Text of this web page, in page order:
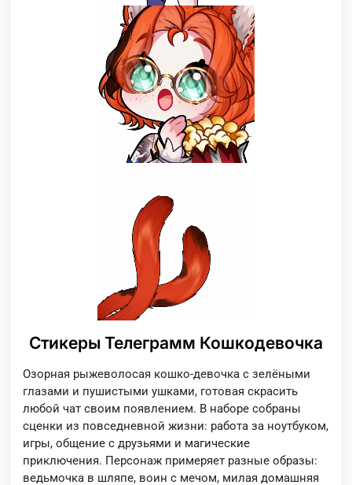
Стикеры Телеграмм Кошкодевочка
Озорная рыжеволосая кошко-девочка с зелёными
глазами и пушистыми ушками, готовая скрасить
любой чат своим появлением. В наборе собраны
сценки из повседневной жизни: работа за ноутбуком,
игры, общение с друзьями и магические
приключения. Персонаж примеряет разные образы:
ведьмочка в шляпе, воин с мечом, милая домашняя